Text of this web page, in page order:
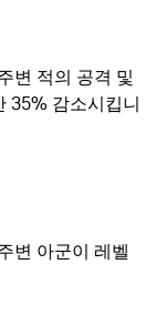
변 적의 공격 및
35% 감소시킵니
변 아군이 레벨